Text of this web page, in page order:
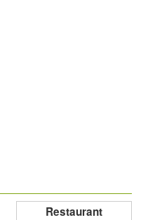
Restaurant